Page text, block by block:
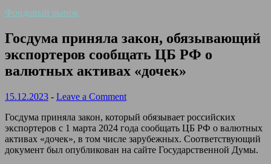
Фондовый рынок
Госдума приняла закон, обязывающий
экспортеров сообщать ЦБ РФ о
валютных активах «дочек»
15.12.2023 - Leave a Comment
Госдума приняла закон, который обязывает российских
экспортеров с 1 марта 2024 года сообщать ЦБ РФ о валютных
активах «дочек», в том числе зарубежных. Соответствующий
документ был опубликован на сайте Государственной Думы.